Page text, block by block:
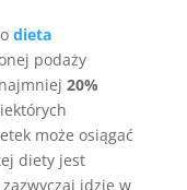
dieta
podaży
20%
może osiągać
diety jest
idzie w